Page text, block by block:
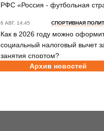
РФС «Россия - футбольная
6 АВГ. 14:45 СПОРТИВНАЯ
Как в 2026 году можно
социальный налоговый вычет
занятия спортом?
Архив новостей